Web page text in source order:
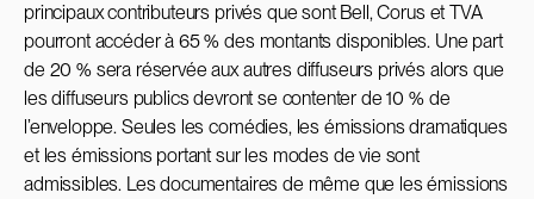
principaux contributeurs privés que sont Bell, Corus et TVA
pourront accéder à 65 % des montants disponibles. Une part
de 20 % sera réservée aux autres diffuseurs privés alors que
les diffuseurs publics devront se contenter de 10 % de
l’enveloppe. Seules les comédies, les émissions dramatiques
et les émissions portant sur les modes de vie sont
admissibles. Les documentaires de même que les émissions